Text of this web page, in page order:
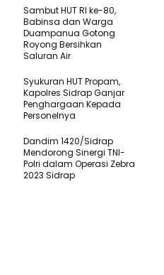
Sambut HUT RI ke-80,
Babinsa dan Warga
Duampanua Gotong
Royong Bersihkan
Saluran Air
Syukuran HUT Propam,
Kapolres Sidrap Ganjar
Penghargaan Kepada
Personelnya
Dandim 1420/Sidrap
Mendorong Sinergi TNI-
Polri dalam Operasi Zebra
2023 Sidrap